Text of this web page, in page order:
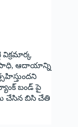
విక్రమార్క
ఉపాధి, ఆదాయాన్ని
బండ్ పై
చేసిన బిసి చేతి